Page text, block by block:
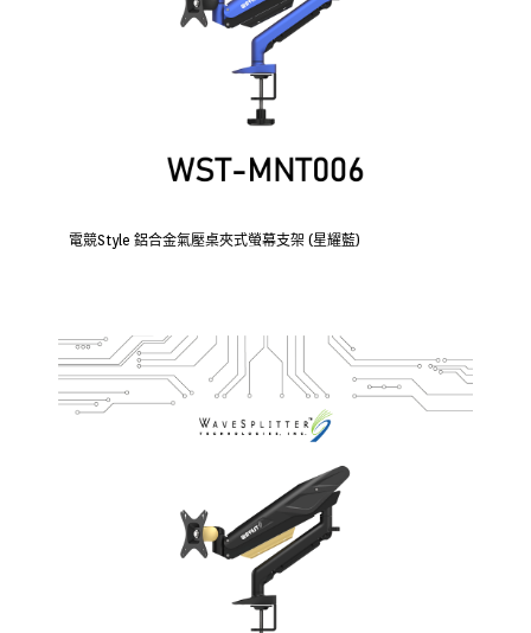
電競Style 鋁合金氣壓桌夾式螢幕支架 (星耀藍)